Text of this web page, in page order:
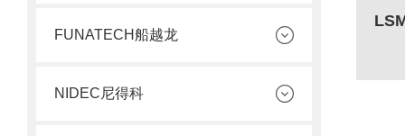
FUNATECH船越龙
NIDEC尼得科